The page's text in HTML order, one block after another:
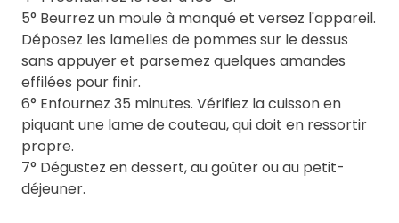
5° Beurrez un moule à manqué et versez l'appareil.
Déposez les lamelles de pommes sur le dessus
sans appuyer et parsemez quelques amandes
effilées pour finir.
6° Enfournez 35 minutes. Vérifiez la cuisson en
piquant une lame de couteau, qui doit en ressortir
propre.
7° Dégustez en dessert, au goûter ou au petit-
déjeuner.